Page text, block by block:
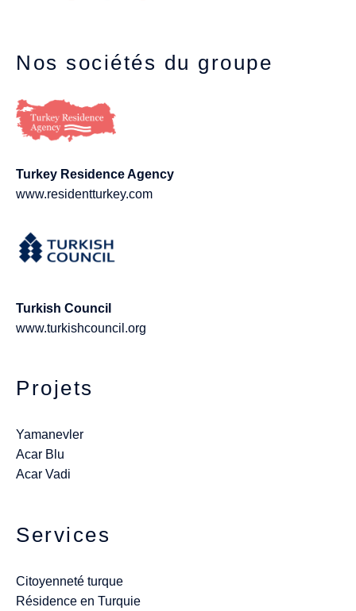
Nos sociétés du groupe
Turkey Residence Agency
www.residentturkey.com
Turkish Council
www.turkishcouncil.org
Projets
Yamanevler
Acar Blu
Acar Vadi
Services
Citoyenneté turque
Résidence en Turquie